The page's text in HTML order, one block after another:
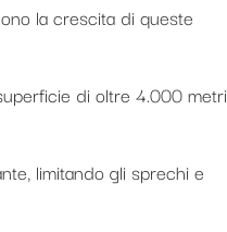
la crescita di queste
di oltre 4.000 metri
limitando gli sprechi e